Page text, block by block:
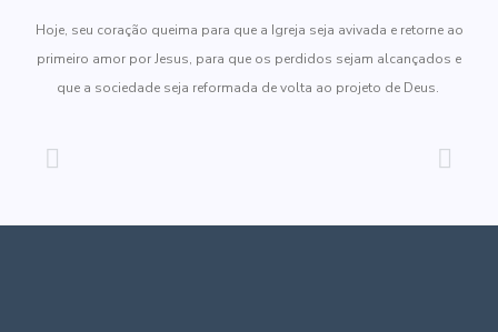
Hoje, seu coração queima para que a Igreja seja avivada e retorne ao
primeiro amor por Jesus, para que os perdidos sejam alcançados e
que a sociedade seja reformada de volta ao projeto de Deus.